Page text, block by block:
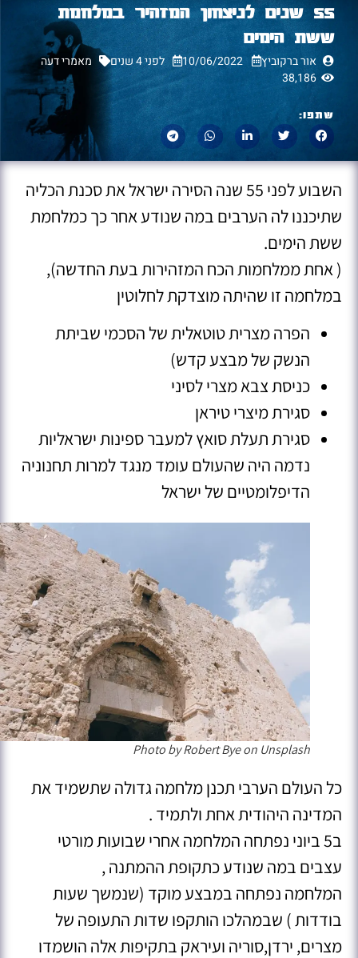
55 שנים לניצחון המזהיר במלחמת
ששת הימים
אור ברקוביץ 10/06/2022 לפני 4 שנים
מאמרי דעה
38,186
שתפו:
השבוע לפני 55 שנה הסירה ישראל את סכנת הכליה
שתיכננו לה הערבים במה שנודע אחר כך כמלחמת
ששת הימים.
( אחת ממלחמות הכח המזהירות בעת החדשה),
במלחמה זו שהיתה מוצדקת לחלוטין
הפרה מצרית טוטאלית של הסכמי שביתת
הנשק של מבצע קדש)
כניסת צבא מצרי לסיני
סגירת מיצרי טיראן
סגירת תעלת סואץ למעבר ספינות ישראליות
נדמה היה שהעולם עומד מנגד למרות תחנוניה
הדיפלומטיים של ישראל
Photo by Robert Bye on Unsplash
כל העולם הערבי תכנן מלחמה גדולה שתשמיד את
המדינה היהודית אחת ולתמיד .
ב5 ביוני נפתחה המלחמה אחרי שבועות מורטי
עצבים במה שנודע כתקופת ההמתנה ,
המלחמה נפתחה במבצע מוקד (שנמשך שעות
בודדות ) שבמהלכו הותקפו שדות התעופה של
מצרים, ירדן,סוריה ועיראק בתקיפות אלה הושמדו